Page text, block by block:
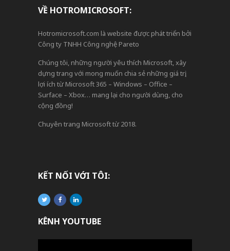
VỀ HOTROMICROSOFT:
Hotromicrosoft.com là website được phát triển bởi
Công ty TNHH Công nghệ Pareto
Chúng tôi, những người yêu thích Microsoft, xây
dựng trang với mong muốn chia sẻ những giá trị,
lợi ích từ Microsoft 365 – Windows – Office –
Surface – Xbox… mang lại cho người dùng, cho
cộng đồng!
Chuyên trang Microsoft từ 2018.
KẾT NỐI VỚI TÔI:
KÊNH YOUTUBE